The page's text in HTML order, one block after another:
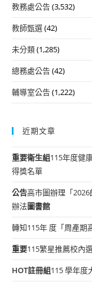
教務處公告(3,532)
教師甄選(42)
未分類(1,285)
總務處公告(42)
輔導室公告(1,222)
近期文章
重要衛生組115年度健
得獎名單
公告高市圖辦理「
辦法圖書館
轉知115年 度「周產期
重要115繁星推薦校內
HOT註冊組115 學年度